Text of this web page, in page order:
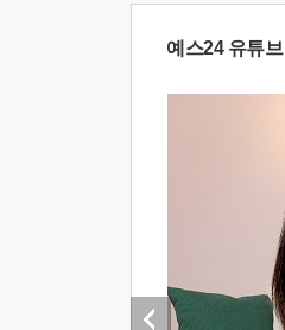
예스24 유튜브